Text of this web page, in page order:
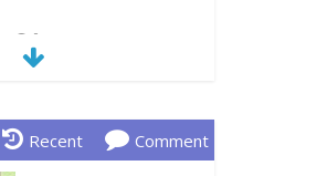
0
DE CURATARE CeraVe
CU CERAMIDE SI
Recent Comment